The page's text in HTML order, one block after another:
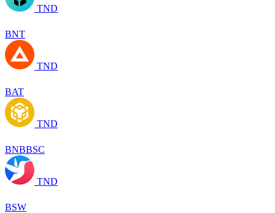
TND
BNT
TND
BAT
TND
BNBBSC
TND
BSW